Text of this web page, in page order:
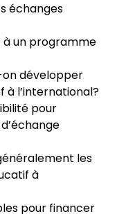
échanges
un programme
développer
à l’international?
pour
les
à
pour financer